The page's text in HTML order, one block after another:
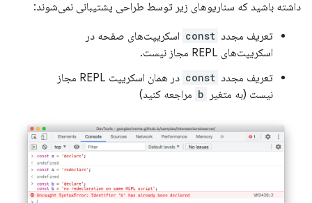
داشته باشید که سناریوهای زیر توسط طراحی پشتیبانی نمی‌شوند:
تعریف مجدد const اسکریپت‌های صفحه در
اسکریپت‌های REPL مجاز نیست.
تعریف مجدد const
در همان اسکریپت REPL مجاز
نیست (به متغیر
b مراجعه کنید)